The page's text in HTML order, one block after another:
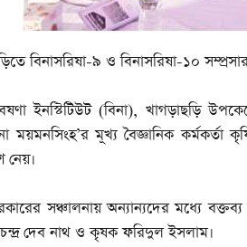
বিনাসরিষা-৯ ও বিনাসরিষা-১০
ইনস্টিটিউট (বিনা), খাগড়াছড়ি
ময়মনসিংহ’র মূখ্য বৈজ্ঞানিক
সঞ্চালনায় অন্যান্যদের মধ্যে
দেব নাথ ও কৃষক ফরিদুল ইসলাম।